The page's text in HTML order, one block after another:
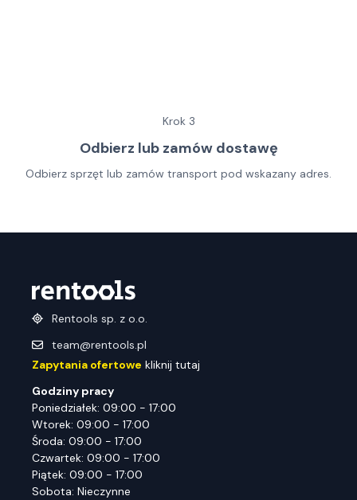
Krok 3
Odbierz lub zamów dostawę
Odbierz sprzęt lub zamów transport pod wskazany adres.
Rentools sp. z o.o.
team@rentools.pl
Zapytania ofertowe kliknij tutaj
Godziny pracy
Poniedziałek: 09:00 - 17:00
Wtorek: 09:00 - 17:00
Środa: 09:00 - 17:00
Czwartek: 09:00 - 17:00
Piątek: 09:00 - 17:00
Sobota: Nieczynne